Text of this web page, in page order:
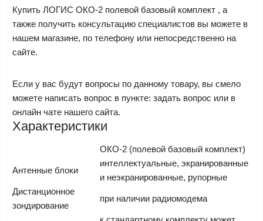
Купить ЛОГИС ОКО-2 полевой базовый комплект , а
также получить консультацию специалистов вы можете в
нашем магазине, по телефону или непосредственно на
сайте.
Если у вас будут вопросы по данному товару, вы смело
можете написать вопрос в пункте: задать вопрос или в
онлайн чате нашего сайта.
Характеристики
ОКО-2 (полевой базовый комплект)
Антенные блоки
интеллектуальные, экранированные
и неэкранированные, рупорные
Дистанционное
зондирование
при наличии радиомодема